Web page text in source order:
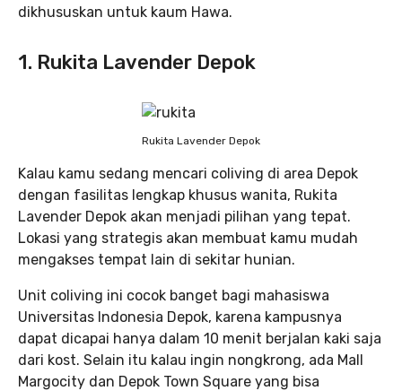
dikhususkan untuk kaum Hawa.
1. Rukita Lavender Depok
Rukita Lavender Depok
Kalau kamu sedang mencari coliving di area Depok
dengan fasilitas lengkap khusus wanita, Rukita
Lavender Depok akan menjadi pilihan yang tepat.
Lokasi yang strategis akan membuat kamu mudah
mengakses tempat lain di sekitar hunian.
Unit coliving ini cocok banget bagi mahasiswa
Universitas Indonesia Depok, karena kampusnya
dapat dicapai hanya dalam 10 menit berjalan kaki saja
dari kost. Selain itu kalau ingin nongkrong, ada Mall
Margocity dan Depok Town Square yang bisa